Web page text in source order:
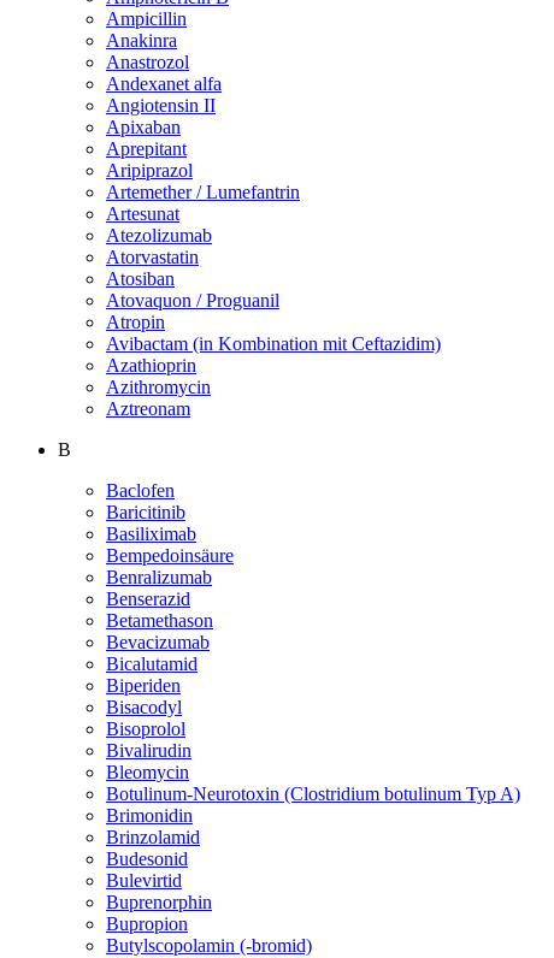
Ampicillin
Anakinra
Anastrozol
Andexanet alfa
Angiotensin II
Apixaban
Aprepitant
Aripiprazol
Artemether / Lumefantrin
Artesunat
Atezolizumab
Atorvastatin
Atosiban
Atovaquon / Proguanil
Atropin
Avibactam (in Kombination mit Ceftazidim)
Azathioprin
Azithromycin
Aztreonam
B
Baclofen
Baricitinib
Basiliximab
Bempedoinsäure
Benralizumab
Benserazid
Betamethason
Bevacizumab
Bicalutamid
Biperiden
Bisacodyl
Bisoprolol
Bivalirudin
Bleomycin
Botulinum-Neurotoxin (Clostridium botulinum Typ A)
Brimonidin
Brinzolamid
Budesonid
Bulevirtid
Buprenorphin
Bupropion
Butylscopolamin (-bromid)